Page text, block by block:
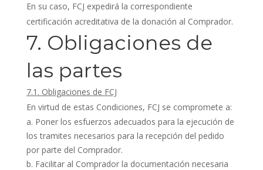
En su caso, FCJ expedirá la correspondiente
certificación acreditativa de la donación al Comprador.
7. Obligaciones de
las partes
7.1. Obligaciones de FCJ
En virtud de estas Condiciones, FCJ se compromete a:
Poner los esfuerzos adecuados para la ejecución de
los tramites necesarios para la recepción del pedido
por parte del Comprador.
Facilitar al Comprador la documentación necesaria